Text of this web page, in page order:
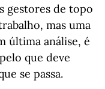
gestores de topo
mas uma
última análise, é
que deve
se passa.